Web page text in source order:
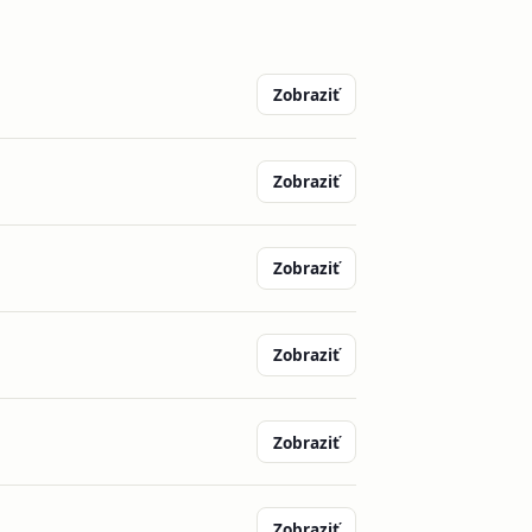
Zobraziť
Zobraziť
Zobraziť
Zobraziť
Zobraziť